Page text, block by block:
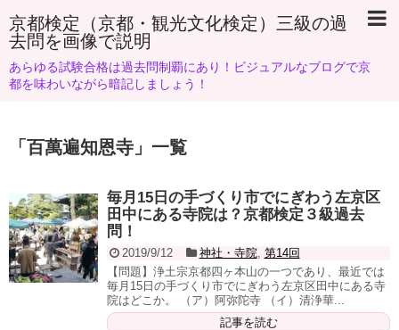
京都検定（京都・観光文化検定）三級の過
去問を画像で説明
あらゆる試験合格は過去問制覇にあり！ビジュアルなブログで京
都を味わいながら暗記しましょう！
「 百萬遍知恩寺 」 一覧
毎月15日の手づくり市でにぎわう左京区
田中にある寺院は？京都検定３級過去
問！
2019/9/12 神社・寺院, 第14回
【問題】浄土宗京都四ヶ本山の一つであり、最近では
毎月15日の手づくり市でにぎわう左京区田中にある寺
院はどこか。 （ア）阿弥陀寺 （イ）清浄華...
記事を読む